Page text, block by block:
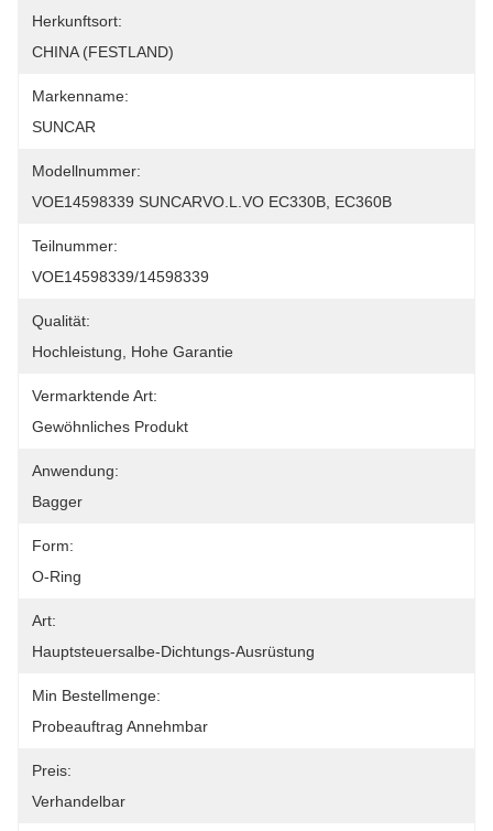
Herkunftsort:
CHINA (FESTLAND)
Markenname:
SUNCAR
Modellnummer:
VOE14598339 SUNCARVO.L.VO EC330B, EC360B
Teilnummer:
VOE14598339/14598339
Qualität:
Hochleistung, Hohe Garantie
Vermarktende Art:
Gewöhnliches Produkt
Anwendung:
Bagger
Form:
O-Ring
Art:
Hauptsteuersalbe-Dichtungs-Ausrüstung
Min Bestellmenge:
Probeauftrag Annehmbar
Preis:
Verhandelbar